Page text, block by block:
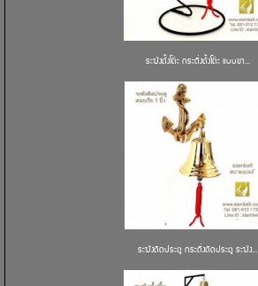
ระฆังตั้งโต๊ะ กระดิ่งตั้งโต๊ะ แบบขา...
ระฆังติดประตู กระดิ่งติดประตู ระฆัง...